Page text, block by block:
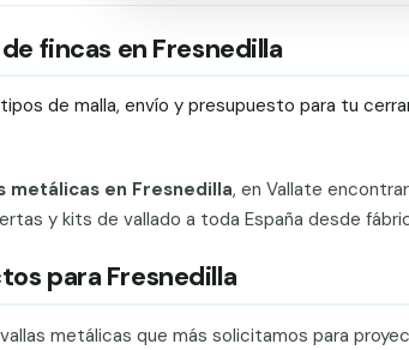
fincas en Fresnedilla
de malla, envío y presupuesto para tu
metálicas en Fresnedilla, en Vallate
y kits de vallado a toda España desde
para Fresnedilla
metálicas que más solicitamos para